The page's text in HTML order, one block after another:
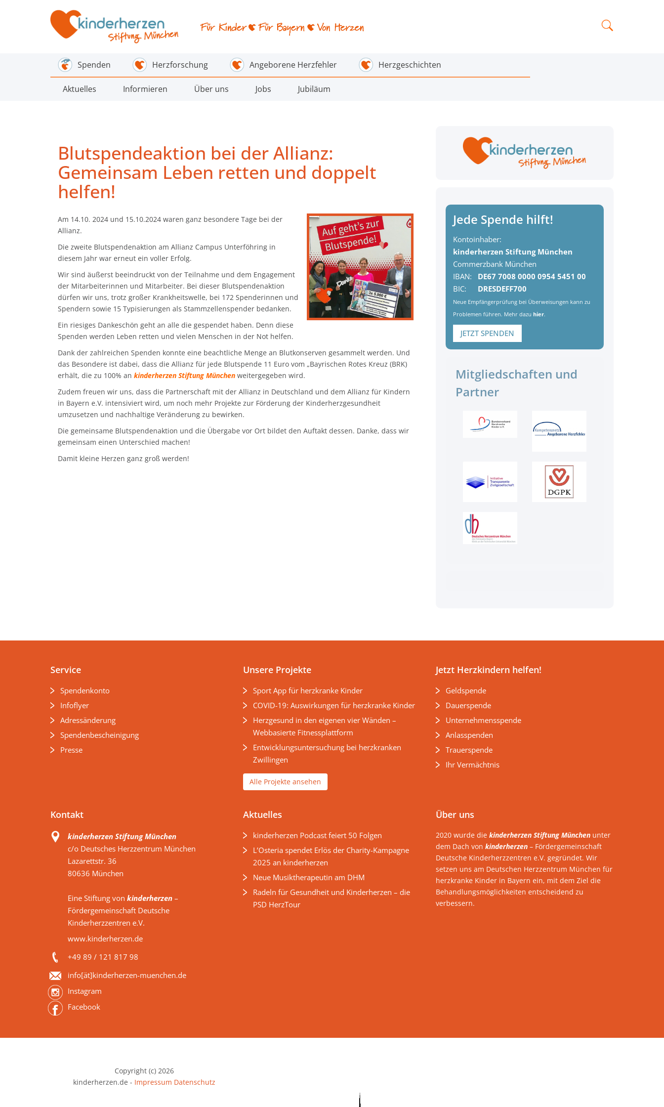
Spenden Herzforschung Angeborene Herzfehler Herzgeschichten
Aktuelles Informieren Über uns Jobs Jubiläum
Blutspendeaktion bei der Allianz:
Gemeinsam Leben retten und doppelt
helfen!
Am 14.10. 2024 und 15.10.2024 waren ganz besondere Tage bei der
Allianz.
Die zweite Blutspendenaktion am Allianz Campus Unterföhring in
diesem Jahr war erneut ein voller Erfolg.
Wir sind äußerst beeindruckt von der Teilnahme und dem Engagement
der Mitarbeiterinnen und Mitarbeiter. Bei dieser Blutspendenaktion
dürfen wir uns, trotz großer Krankheitswelle, bei 172 Spenderinnen und
Spendern sowie 15 Typisierungen als Stammzellenspender bedanken.
Ein riesiges Dankeschön geht an alle die gespendet haben. Denn diese
Spenden werden Leben retten und vielen Menschen in der Not helfen.
Dank der zahlreichen Spenden konnte eine beachtliche Menge an Blutkonserven gesammelt werden. Und
das Besondere ist dabei, dass die Allianz für jede Blutspende 11 Euro vom „Bayrischen Rotes Kreuz (BRK)
erhält, die zu 100% an kinderherzen Stiftung München weitergegeben wird.
Zudem freuen wir uns, dass die Partnerschaft mit der Allianz in Deutschland und dem Allianz für Kindern
in Bayern e.V. intensiviert wird, um noch mehr Projekte zur Förderung der Kinderherzgesundheit
umzusetzen und nachhaltige Veränderung zu bewirken.
Die gemeinsame Blutspendenaktion und die Übergabe vor Ort bildet den Auftakt dessen. Danke, dass wir
gemeinsam einen Unterschied machen!
Damit kleine Herzen ganz groß werden!
Jede Spende hilft!
Kontoinhaber:
kinderherzen Stiftung München
Commerzbank München
IBAN:
DE67 7008 0000 0954 5451 00
BIC:
DRESDEFF700
Neue Empfängerprüfung bei Überweisungen kann zu
Problemen führen. Mehr dazu hier.
JETZT SPENDEN
Mitgliedschaften und
Partner
Service
Spendenkonto
Infoflyer
Adressänderung
Spendenbescheinigung
Presse
Unsere Projekte
Sport App für herzkranke Kinder
COVID-19: Auswirkungen für herzkranke Kinder
Herzgesund in den eigenen vier Wänden –
Webbasierte Fitnessplattform
Entwicklungsuntersuchung bei herzkranken
Zwillingen
Alle Projekte ansehen
Jetzt Herzkindern helfen!
Geldspende
Dauerspende
Unternehmensspende
Anlasspenden
Trauerspende
Ihr Vermächtnis
Kontakt
kinderherzen Stiftung München
c/o Deutsches Herzzentrum München
Lazarettstr. 36
80636 München
Eine Stiftung von kinderherzen –
Fördergemeinschaft Deutsche
Kinderherzzentren e.V.
www.kinderherzen.de
+49 89 / 121 817 98
info[ät]kinderherzen-muenchen.de
Instagram
Facebook
Aktuelles
kinderherzen Podcast feiert 50 Folgen
L’Osteria spendet Erlös der Charity-Kampagne
2025 an kinderherzen
Neue Musiktherapeutin am DHM
Radeln für Gesundheit und Kinderherzen – die
PSD HerzTour
Über uns
2020 wurde die kinderherzen Stiftung München unter
dem Dach von kinderherzen – Fördergemeinschaft
Deutsche Kinderherzzentren e.V. gegründet. Wir
setzen uns am Deutschen Herzzentrum München für
herzkranke Kinder in Bayern ein, mit dem Ziel die
Behandlungsmöglichkeiten entscheidend zu
verbessern.
Copyright (c) 2026
kinderherzen.de - Impressum Datenschutz